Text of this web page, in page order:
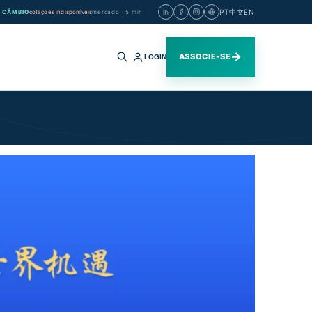
CÂMBIOcotações indisponíveismercado · 5 min PT中文EN
Buscar
site
LOGIN ASSOCIE-SE→